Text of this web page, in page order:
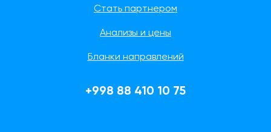
Стать партнером
Анализы и цены
Бланки направлений
+998 88 410 10 75